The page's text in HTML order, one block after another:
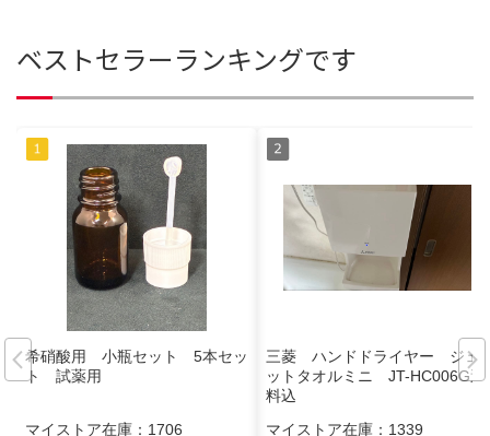
ベストセラーランキングです
希硝酸用 小瓶セット 5本セッ
ト 試薬用
マイストア在庫： 1706
三菱 ハンドドライヤー ジェ
ットタオルミニ JT-HC006G送
料込
マイストア在庫： 1339